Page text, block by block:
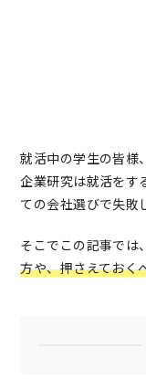
就活中の学生の皆様、
企業研究は就活をす
ての会社選びで失敗
そこでこの記事では
方や、押さえておく